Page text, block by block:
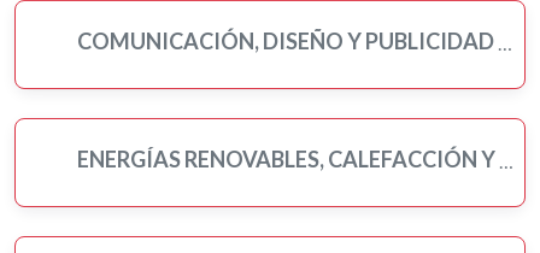
COMUNICACIÓN, DISEÑO Y PUBLICIDAD
ENERGÍAS RENOVABLES, CALEFACCIÓN Y FONTANERÍA